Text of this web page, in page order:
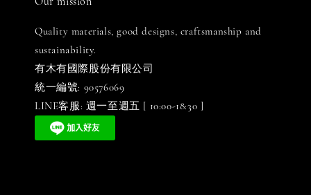
Quality materials, good designs, craftsmanship and
sustainability.
有木有國際股份有限公司
統一編號: 90576069
LINE客服: 週一至週五 [ 10:00-18:30 ]